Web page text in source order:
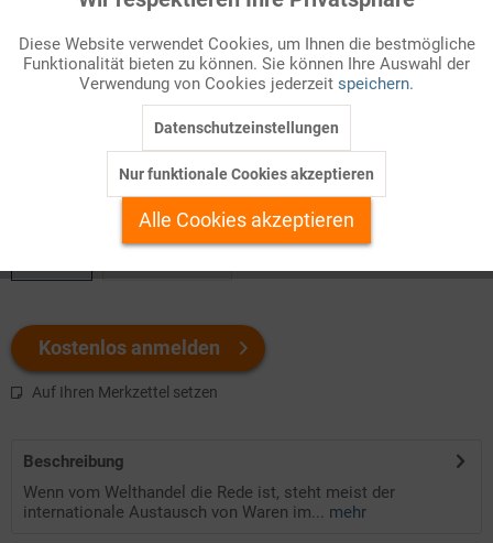
Umfang erreicht. Verfolgen Sie seine Entwicklung seit 1990 in
einem Kurvendiagramm! Welche Dienstleistungen lassen sich
überhaupt exportieren? Und was zählt als
Dienstleistungsexport? Die Informationen dazu knapp gefasst in
diesem ZAHLENBILD!
Welchen Download brauchen Sie?
s/w-Version
Kostenlos anmelden
Auf Ihren Merkzettel setzen
Beschreibung
Wenn vom Welthandel die Rede ist, steht meist der
internationale Austausch von Waren im... mehr
Marketing Inaktiv
Personalisierung Inaktiv
Service
Diese Website verwendet Cookies, um Ihnen die bestmögliche
Funktionalität bieten zu können. Sie können Ihre Auswahl der
Verwendung von Cookies jederzeit speichern.
Datenschutzeinstellungen
Nur funktionale Cookies akzeptieren
Alle Cookies akzeptieren